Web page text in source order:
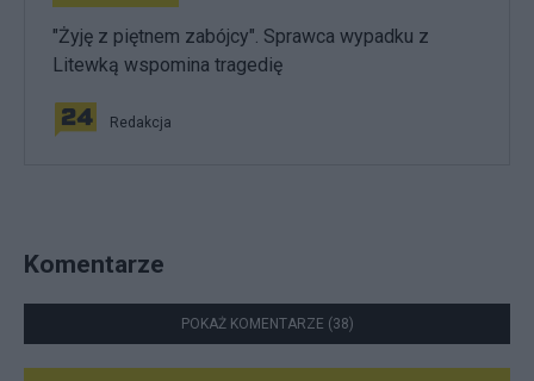
"Żyję z piętnem zabójcy". Sprawca wypadku z
Litewką wspomina tragedię
Redakcja
Komentarze
POKAŻ KOMENTARZE (38)